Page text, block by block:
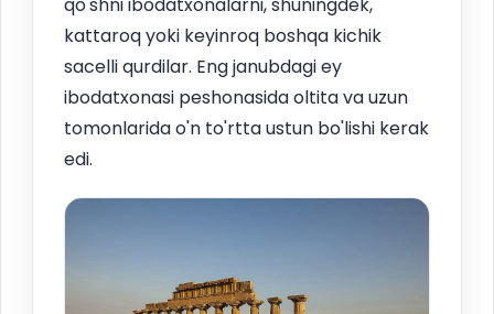
kattaroq yoki keyinroq boshqa kichik
sacelli qurdilar. Eng janubdagi ey
ibodatxonasi peshonasida oltita va uzun
tomonlarida o'n to'rtta ustun bo'lishi kerak
edi.